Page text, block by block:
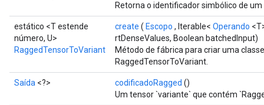
Retorna o identificador simbólico de um
estático <T estende
número, U>
RaggedTensorToVariant
create ( Escopo , Iterable< Operando
rtDenseValues, Boolean batchedInput)
Método de fábrica para criar uma
RaggedTensorToVariant.
Saída <?> codificadoRagged ()
Um tensor `variante` que contém